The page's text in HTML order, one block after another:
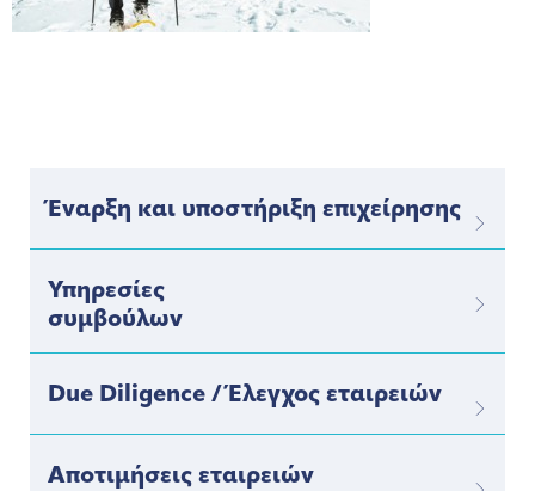
Έναρξη και υποστήριξη επιχείρησης
Υπηρεσίες
συμβούλων
Due Diligence / Έλεγχος εταιρειών
Αποτιμήσεις εταιρειών